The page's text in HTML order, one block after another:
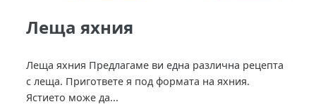
Леща яхния
Леща яхния Предлагаме ви една различна рецепта
с леща. Пригответе я под формата на яхния.
Ястието може да...